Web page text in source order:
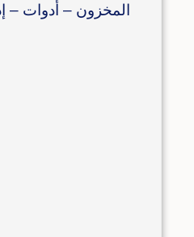
المخزون – أدوات –